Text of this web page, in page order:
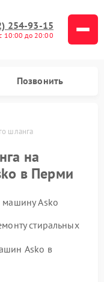
254-93-15
10:00 до 20:00
Позвонить
шланга
на
в Перми
машину Asko
стиральных
Asko в